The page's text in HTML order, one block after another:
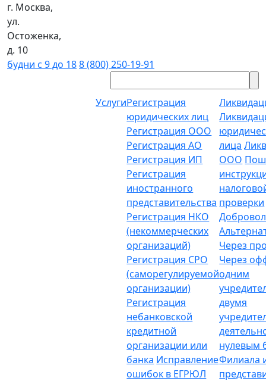
г. Москва,
ул.
Остоженка,
д. 10
будни с 9 до 188 (800) 250-19-91
УслугиРегистрация
юридических лиц
Регистрация ООО
Регистрация АО
Регистрация ИП
Регистрация
иностранного
представительства
Регистрация НКО
(некоммерческих
организаций)
Регистрация СРО
(саморегулируемой
организации)
Регистрация
небанковской
кредитной
организации или
банка Исправление
ошибок в ЕГРЮЛ
лица
ООО
проверки
Через
Через
одним
двумя
нулевым
Филиала